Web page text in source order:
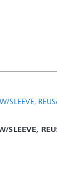
SLEEVE,